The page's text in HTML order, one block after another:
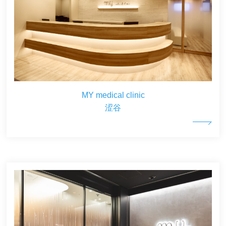
MY medical clinic
涩谷